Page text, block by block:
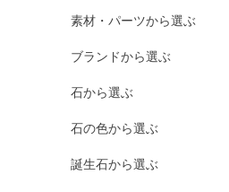
素材・パーツから選ぶ
ブランドから選ぶ
石から選ぶ
石の色から選ぶ
誕生石から選ぶ